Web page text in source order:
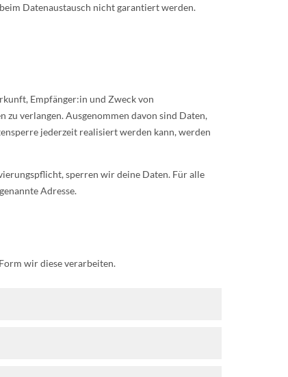
Datenaustausch nicht garantiert werden.
Empfänger:in und Zweck von
verlangen. Ausgenommen davon sind Daten,
jederzeit realisiert werden kann, werden
sperren wir deine Daten. Für alle
Adresse.
wir diese verarbeiten.